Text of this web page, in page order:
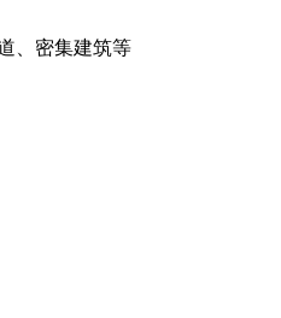
、密集建筑等